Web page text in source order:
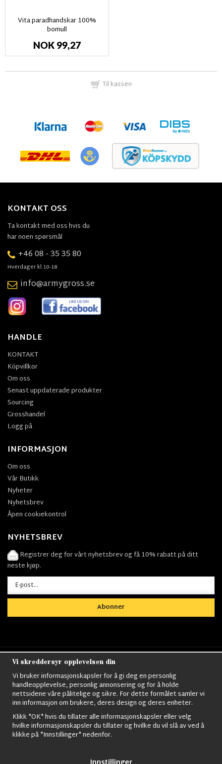
Vita paradhandskar 100%
bomull
NOK 99,27
Til kassen
KONTAKT OSS
Ta kontakt med oss hvis du
har noen spørsmål
+46 08 - 35 35 80
Hverdager kl.10-18
info@armygross.se
HANDLE
KONTAKT
Köpvillkor
Om oss
Senast uppdaterade produkter
Sourcing
Grosshandel
Logg på
INFORMASJON
Om oss
Vår Butikk
Nyheter
Nyhetsbrev
Åpen cookiekontrol
NYHETSBREV
Registrer deg for vårt nyhetsbrev og få 10% rabatt på ditt
neste kjøp.
Abonner
Nordens största utbud av
kläder,Militärtöverskott, Militärutrustning, Ordningsvakt
utrustning,väktarkläder,Militärbyxor,Militärjackor,M65
Jackor,Bomberjackor,Militärkängor,Militära Ryggsäckar,Vintage Army
kläder,Sjömanskläder,Paracord,Gasmask,Ghillie
Vi skreddersyr opplevelsen din
Vi bruker informasjonskapsler for å gi deg en personlig
handleopplevelse, personlig annonsering og for å holde
nettsidene våre pålitelige og sikre. For dette formålet samler vi
inn informasjon om brukere, deres design og deres enheter.
Klikk "OK" hvis du tillater alle informasjonskapsler eller velg
hvilke informasjonskapsler du tillater og hvilke du vil slå av ved å
klikke på "Innstillinger" nedenfor.